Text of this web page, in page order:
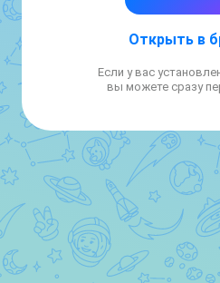
приняли участие
где через творчество
празднику,  в
пополнением
и будут служить
бесед о прошедшей
чтобы память
Открыть в
Если у вас
вы можете сразу